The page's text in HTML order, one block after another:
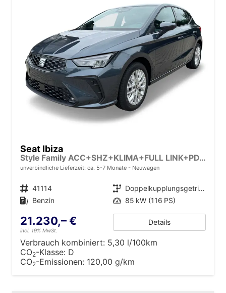
Seat Ibiza
Style Family ACC+SHZ+KLIMA+FULL LINK+PDC+LED+16" ALU
unverbindliche Lieferzeit: ca. 5-7 Monate Neuwagen
Fahrzeugnr. 41114 Getriebe
Doppelkupplungsgetriebe (DSG)
Kraftstoff Benzin Leistung 85 kW (116 PS)
21.230,– €
incl. 19% MwSt.
Details
Verbrauch kombiniert: 5,30 l/100km
CO2-Klasse: D
CO2-Emissionen: 120,00 g/km